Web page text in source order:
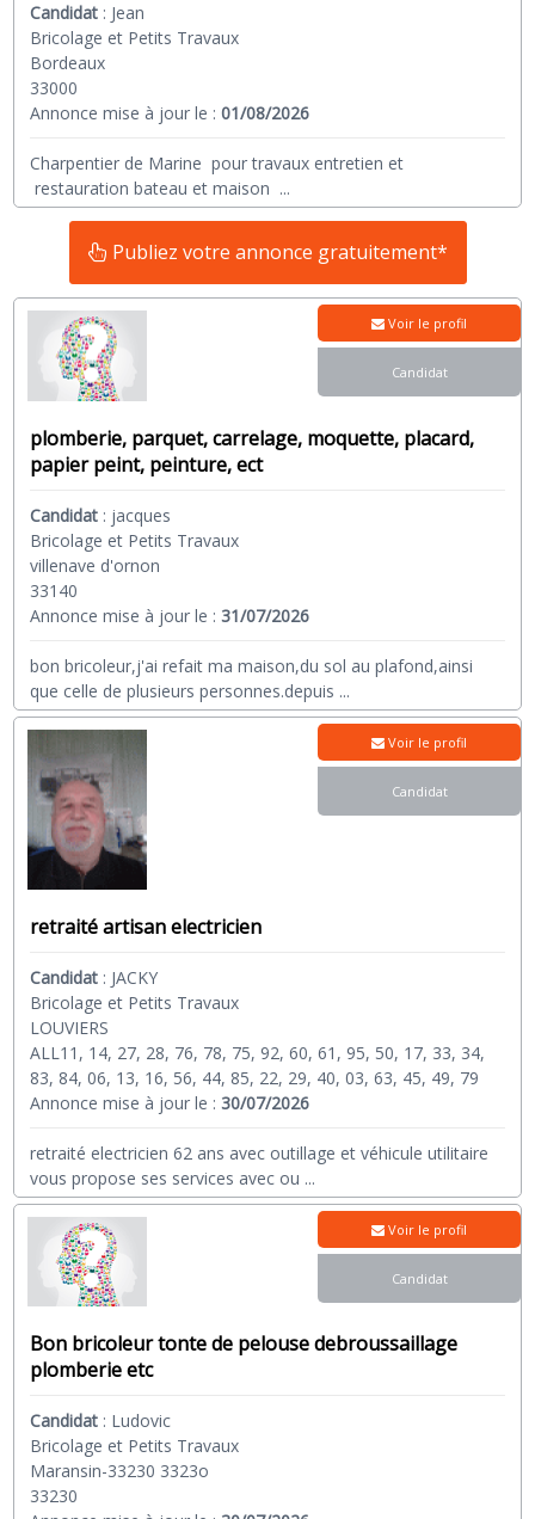
Candidat : Jean
Bricolage et Petits Travaux
Bordeaux
33000
Annonce mise à jour le :01/08/2026
Charpentier de Marine pour travaux entretien et
restauration bateau et maison ...
Publiez votre annonce gratuitement*
plomberie, parquet, carrelage, moquette, placard,
papier peint, peinture, ect
Candidat : jacques
Bricolage et Petits Travaux
villenave d'ornon
33140
Annonce mise à jour le :31/07/2026
bon bricoleur,j'ai refait ma maison,du sol au plafond,ainsi
que celle de plusieurs personnes.depuis ...
Voir le profil
Candidat
retraité artisan electricien
Candidat : JACKY
Bricolage et Petits Travaux
LOUVIERS
ALL11, 14, 27, 28, 76, 78, 75, 92, 60, 61, 95, 50, 17, 33, 34,
83, 84, 06, 13, 16, 56, 44, 85, 22, 29, 40, 03, 63, 45, 49, 79
Annonce mise à jour le :30/07/2026
retraité electricien 62 ans avec outillage et véhicule utilitaire
vous propose ses services avec ou ...
Voir le profil
Candidat
Bon bricoleur tonte de pelouse debroussaillage
plomberie etc
Candidat : Ludovic
Bricolage et Petits Travaux
Maransin-33230 3323o
33230
Voir le profil
Candidat